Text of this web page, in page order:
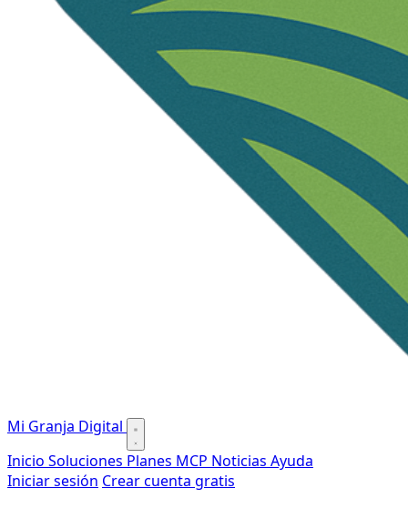
Mi Granja Digital
Inicio Soluciones Planes MCP Noticias Ayuda
Iniciar sesión Crear cuenta gratis